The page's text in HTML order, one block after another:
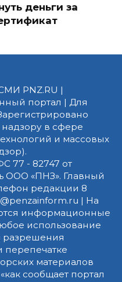
деньги за
PNZ.RU |
портал | Для
в сфере
и массовых
77 - 82747 от
ООО «ПНЗ». Главный
редакции 8
| На
информационные
использование
разрешения
материалов
сообщает портал